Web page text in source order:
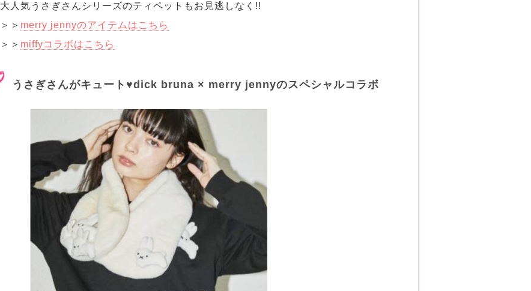
大人気うさぎさんシリーズのティペットもお見逃しなく!!
＞＞ merry jennyのアイテムはこちら
＞＞ miffyコラボはこちら
うさぎさんがキュート♥dick bruna × merry jennyのスペシャルコラボ